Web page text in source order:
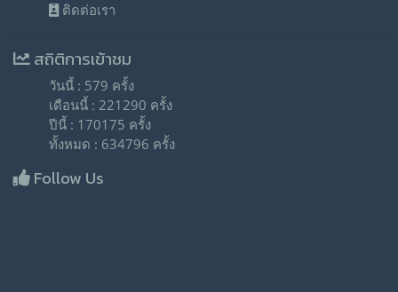
ติดต่อเรา
สถิติการเข้าชม
วันนี้ : 579 ครั้ง
เดือนนี้ : 221290 ครั้ง
ปีนี้ : 170175 ครั้ง
ทั้งหมด : 634796 ครั้ง
Follow Us